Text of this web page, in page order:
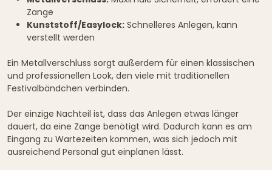
Zange
Kunststoff/Easylock: Schnelleres Anlegen, kann
verstellt werden
Ein Metallverschluss sorgt außerdem für einen klassischen
und professionellen Look, den viele mit traditionellen
Festivalbändchen verbinden.
Der einzige Nachteil ist, dass das Anlegen etwas länger
dauert, da eine Zange benötigt wird. Dadurch kann es am
Eingang zu Wartezeiten kommen, was sich jedoch mit
ausreichend Personal gut einplanen lässt.